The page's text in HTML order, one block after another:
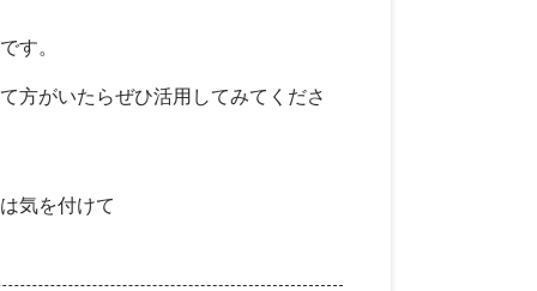
す。
方がいたらぜひ活用してみてくださ
気を付けて